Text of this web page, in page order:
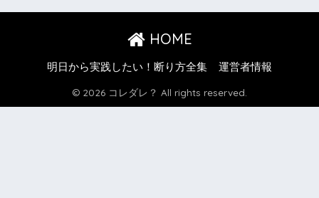
HOME
明日から実践したい！断り方全集 運営者情報
© 2026 コレダレ？ All rights reserved.